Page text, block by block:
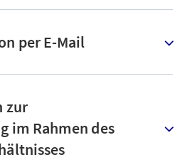
per E-Mail
zur
im Rahmen des